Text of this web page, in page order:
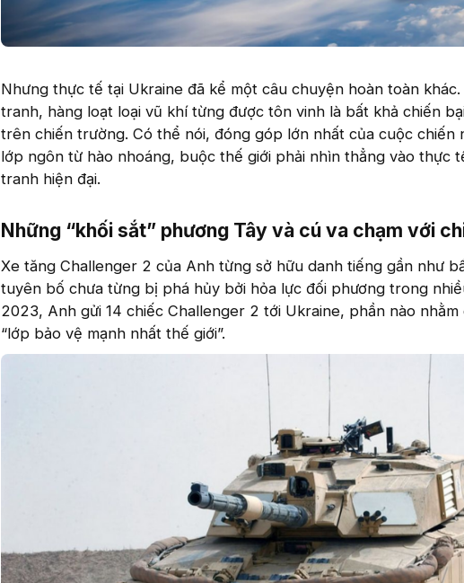
Nhưng thực tế tại Ukraine đã kể một câu chuyện hoàn toàn khác.
tranh, hàng loạt loại vũ khí từng được tôn vinh là bất khả chiến
trên chiến trường. Có thể nói, đóng góp lớn nhất của cuộc chiến
lớp ngôn từ hào nhoáng, buộc thế giới phải nhìn thẳng vào thực
tranh hiện đại.
Những “khối sắt” phương Tây và cú va chạm với
Xe tăng Challenger 2 của Anh từng sở hữu danh tiếng gần như
tuyên bố chưa từng bị phá hủy bởi hỏa lực đối phương trong
2023, Anh gửi 14 chiếc Challenger 2 tới Ukraine, phần nào
“lớp bảo vệ mạnh nhất thế giới”.